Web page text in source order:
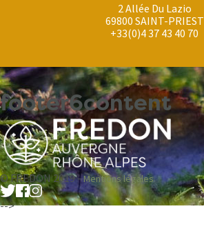
2 Allée Du Lazio
69800 SAINT-PRIEST
+33(0)4 37 43 40 70
footer6content
© FREDON 2019 -Mentions légales
-->